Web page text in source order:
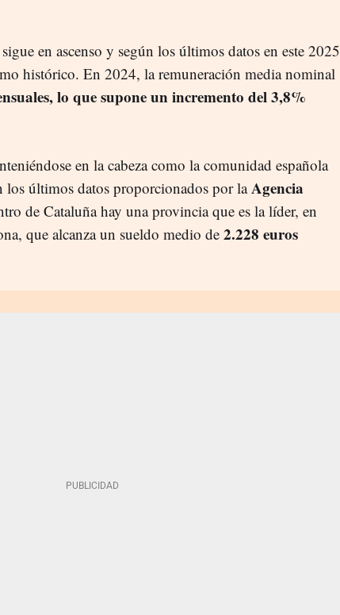
en ascenso y según los últimos datos en este 2025
histórico. En 2024, la remuneración media nominal
lo que supone un incremento del 3,8%
en la cabeza como la comunidad española
los últimos datos proporcionados por laAgencia
de Cataluña hay una provincia que es la líder, en
que alcanza un sueldo medio de 2.228 euros